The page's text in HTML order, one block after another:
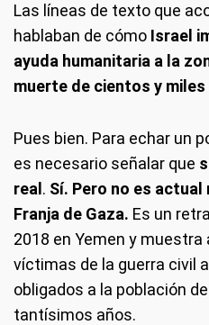
Las líneas de texto que
hablaban de cómo Israel
ayuda humanitaria a la
muerte de cientos y
Pues bien. Para echar un
es necesario señalar que
real . Sí. Pero no es
Franja de Gaza. Es un
2018 en Yemen y muestra
víctimas de la guerra civil
obligados a la población
tantísimos años.